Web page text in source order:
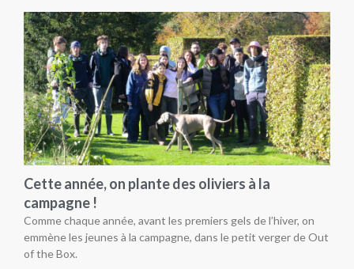
Cette année, on plante des oliviers à la
campagne !
Comme chaque année, avant les premiers gels de l’hiver, on
emmène les jeunes à la campagne, dans le petit verger de Out
of the Box.